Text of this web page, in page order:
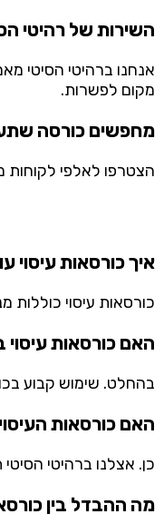
השירות של רהיטי
אנחנו ברהיטי הסיטי
מקום לפשרות.
מחפשים כורסה
הצטרפו לאלפי לקוחות
איך כורסאות עיסוי
כורסאות עיסוי כוללות
האם כורסאות
בהחלט. שימוש קבוע
האם כורסאות
כן. אצלנו ברהיטי
מה ההבדל בין